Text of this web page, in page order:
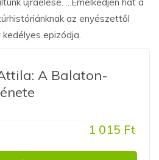
újraélése. ...Emelkedjen hát a
az enyészettől
epizódja.
A Balaton-
1 015 Ft